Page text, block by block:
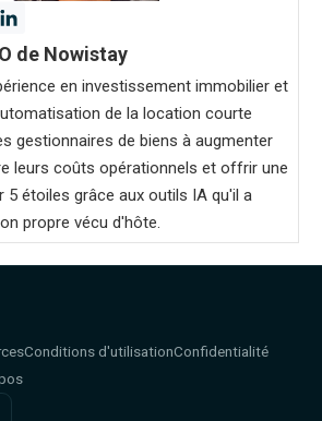
de Nowistay
en investissement immobilier et
de la location courte
gestionnaires de biens à augmenter
leurs coûts opérationnels et offrir une
5 étoiles grâce aux outils IA qu'il a
propre vécu d'hôte.
Conditions d'utilisationConfidentialité